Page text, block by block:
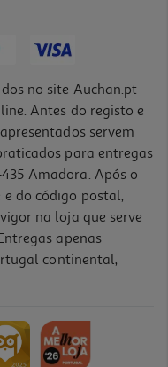
M Gxh1c97873
no site Auchan.pt
Antes do registo e
servem
para entregas
Amadora. Após o
do código postal,
na loja que serve
apenas
continental,